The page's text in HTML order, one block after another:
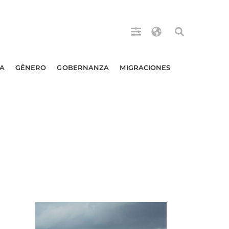
GÉNERO GOBERNANZA MIGRACIONES